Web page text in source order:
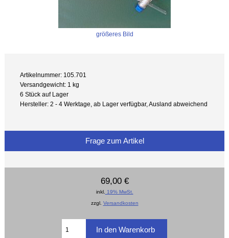
größeres Bild
Artikelnummer: 105.701
Versandgewicht: 1 kg
6 Stück auf Lager
Hersteller: 2 - 4 Werktage, ab Lager verfügbar, Ausland abweichend
Frage zum Artikel
69,00 €
inkl. 19% MwSt.
zzgl. Versandkosten